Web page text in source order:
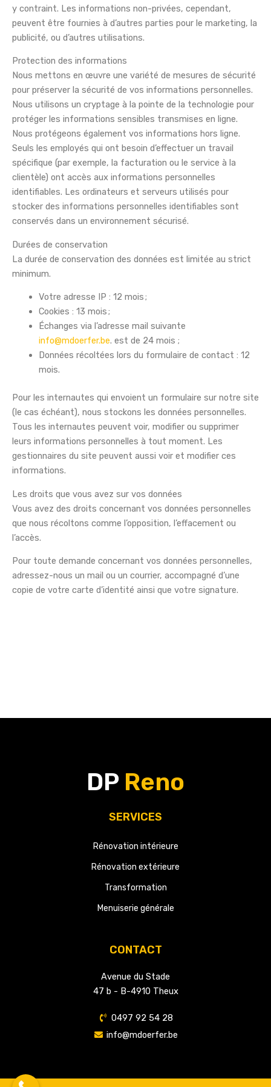
y contraint. Les informations non-privées, cependant,
peuvent être fournies à d’autres parties pour le marketing, la
publicité, ou d’autres utilisations.
Protection des informations
Nous mettons en œuvre une variété de mesures de sécurité
pour préserver la sécurité de vos informations personnelles.
Nous utilisons un cryptage à la pointe de la technologie pour
protéger les informations sensibles transmises en ligne.
Nous protégeons également vos informations hors ligne.
Seuls les employés qui ont besoin d’effectuer un travail
spécifique (par exemple, la facturation ou le service à la
clientèle) ont accès aux informations personnelles
identifiables. Les ordinateurs et serveurs utilisés pour
stocker des informations personnelles identifiables sont
conservés dans un environnement sécurisé.
Durées de conservation
La durée de conservation des données est limitée au strict
minimum.
Votre adresse IP : 12 mois ;
Cookies : 13 mois ;
Échanges via l’adresse mail suivante
info@mdoerfer.be. est de 24 mois ;
Données récoltées lors du formulaire de contact : 12
mois.
Pour les internautes qui envoient un formulaire sur notre site
(le cas échéant), nous stockons les données personnelles.
Tous les internautes peuvent voir, modifier ou supprimer
leurs informations personnelles à tout moment. Les
gestionnaires du site peuvent aussi voir et modifier ces
informations.
Les droits que vous avez sur vos données
Vous avez des droits concernant vos données personnelles
que nous récoltons comme l’opposition, l’effacement ou
l’accès.
Pour toute demande concernant vos données personnelles,
adressez-nous un mail ou un courrier, accompagné d’une
copie de votre carte d’identité ainsi que votre signature.
DP Reno
SERVICES
Rénovation intérieure
Rénovation extérieure
Transformation
Menuiserie générale
CONTACT
Avenue du Stade
47 b - B-4910 Theux
0497 92 54 28
info@mdoerfer.be